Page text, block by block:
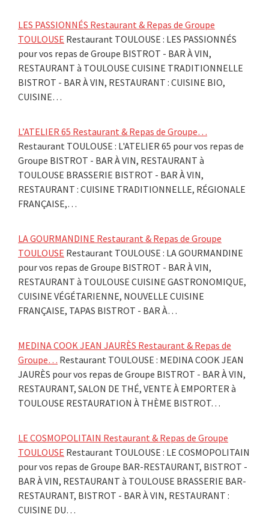
LES PASSIONNÉS Restaurant & Repas de Groupe
TOULOUSE Restaurant TOULOUSE : LES PASSIONNÉS
pour vos repas de Groupe BISTROT - BAR À VIN,
RESTAURANT à TOULOUSE CUISINE TRADITIONNELLE
BISTROT - BAR À VIN, RESTAURANT : CUISINE BIO,
CUISINE…
L’ATELIER 65 Restaurant & Repas de Groupe…
Restaurant TOULOUSE : L'ATELIER 65 pour vos repas de
Groupe BISTROT - BAR À VIN, RESTAURANT à
TOULOUSE BRASSERIE BISTROT - BAR À VIN,
RESTAURANT : CUISINE TRADITIONNELLE, RÉGIONALE
FRANÇAISE,…
LA GOURMANDINE Restaurant & Repas de Groupe
TOULOUSE Restaurant TOULOUSE : LA GOURMANDINE
pour vos repas de Groupe BISTROT - BAR À VIN,
RESTAURANT à TOULOUSE CUISINE GASTRONOMIQUE,
CUISINE VÉGÉTARIENNE, NOUVELLE CUISINE
FRANÇAISE, TAPAS BISTROT - BAR À…
MEDINA COOK JEAN JAURÈS Restaurant & Repas de
Groupe… Restaurant TOULOUSE : MEDINA COOK JEAN
JAURÈS pour vos repas de Groupe BISTROT - BAR À VIN,
RESTAURANT, SALON DE THÉ, VENTE À EMPORTER à
TOULOUSE RESTAURATION À THÈME BISTROT…
LE COSMOPOLITAIN Restaurant & Repas de Groupe
TOULOUSE Restaurant TOULOUSE : LE COSMOPOLITAIN
pour vos repas de Groupe BAR-RESTAURANT, BISTROT -
BAR À VIN, RESTAURANT à TOULOUSE BRASSERIE BAR-
RESTAURANT, BISTROT - BAR À VIN, RESTAURANT :
CUISINE DU…